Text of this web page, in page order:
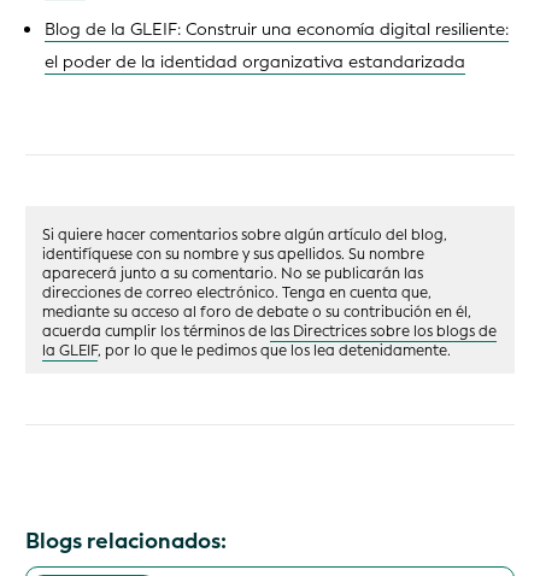
Blog de la GLEIF: Construir una economía digital resiliente:
el poder de la identidad organizativa estandarizada
Si quiere hacer comentarios sobre algún artículo del blog,
identifíquese con su nombre y sus apellidos. Su nombre
aparecerá junto a su comentario. No se publicarán las
direcciones de correo electrónico. Tenga en cuenta que,
mediante su acceso al foro de debate o su contribución en él,
acuerda cumplir los términos de las Directrices sobre los blogs de
la GLEIF, por lo que le pedimos que los lea detenidamente.
Blogs relacionados: